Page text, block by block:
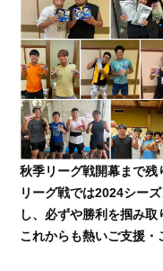
秋季リーグ戦開幕まで残
リーグ戦では2024シー
し、必ずや勝利を掴み取
これからも熱いご支援・